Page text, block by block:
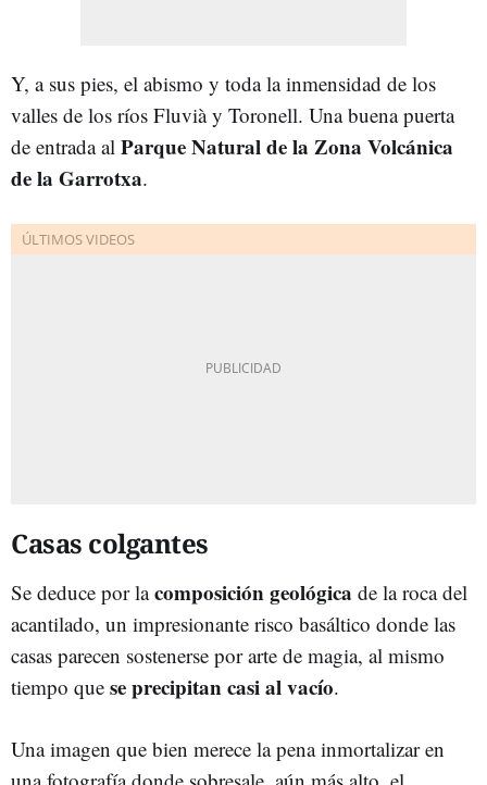
Y, a sus pies, el abismo y toda la inmensidad de los
valles de los ríos Fluvià y Toronell. Una buena puerta
de entrada al Parque Natural de la Zona Volcánica
de la Garrotxa.
Casas colgantes
Se deduce por lacomposición geológica de la roca del
acantilado, un impresionante risco basáltico donde las
casas parecen sostenerse por arte de magia, al mismo
tiempo que se precipitan casi al vacío.
Una imagen que bien merece la pena inmortalizar en